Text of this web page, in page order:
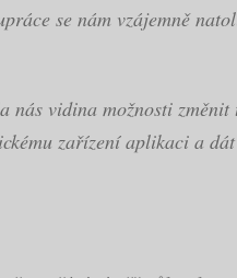
se nám vzájemně
nás vidina možnosti změnit
zařízení aplikaci a